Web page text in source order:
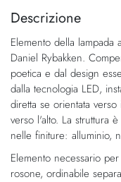
fine
galleria
di
immagini
della
di
immagini
Descrizione
Elemento della
Daniel Rybakken.
poetica e dal design
dalla tecnologia LED,
diretta se orientata
verso l'alto. La struttura
nelle finiture: alluminio,
Elemento necessario
rosone, ordinabile